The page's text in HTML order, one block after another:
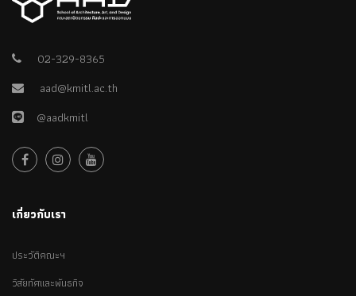
02-329-8365
aad@kmitl.ac.th
@aadkmitl
เกี่ยวกับเรา
ประวัติคณะฯ
วิสัยทัศและพันธกิจ